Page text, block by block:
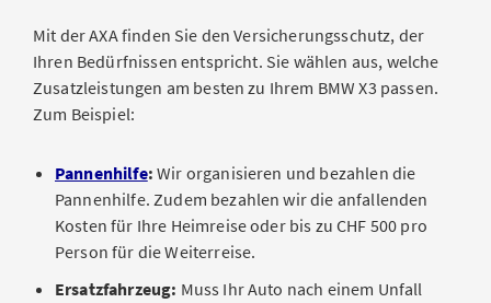
Mit der AXA finden Sie den Versicherungsschutz, der
Ihren Bedürfnissen entspricht. Sie wählen aus, welche
Zusatzleistungen am besten zu Ihrem BMW X3 passen.
Zum Beispiel:
Pannenhilfe: Wir organisieren und bezahlen die
Pannenhilfe. Zudem bezahlen wir die anfallenden
Kosten für Ihre Heimreise oder bis zu CHF 500 pro
Person für die Weiterreise.
Ersatzfahrzeug: Muss Ihr Auto nach einem Unfall